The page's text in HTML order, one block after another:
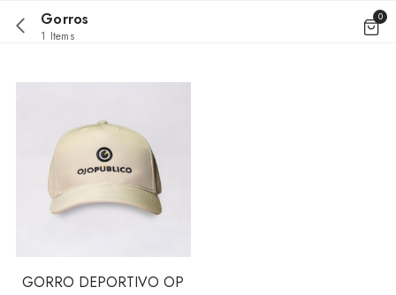
Gorros
1 Items
0
GORRO DEPORTIVO OP